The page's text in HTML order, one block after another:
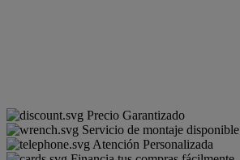
Precio Garantizado
Servicio de montaje disponible
Atención Personalizada